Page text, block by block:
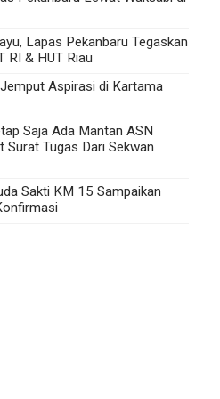
Lapas Pekanbaru Tegaskan
RI & HUT Riau
Aspirasi di Kartama
Saja Ada Mantan ASN
Surat Tugas Dari Sekwan
Sakti KM 15 Sampaikan